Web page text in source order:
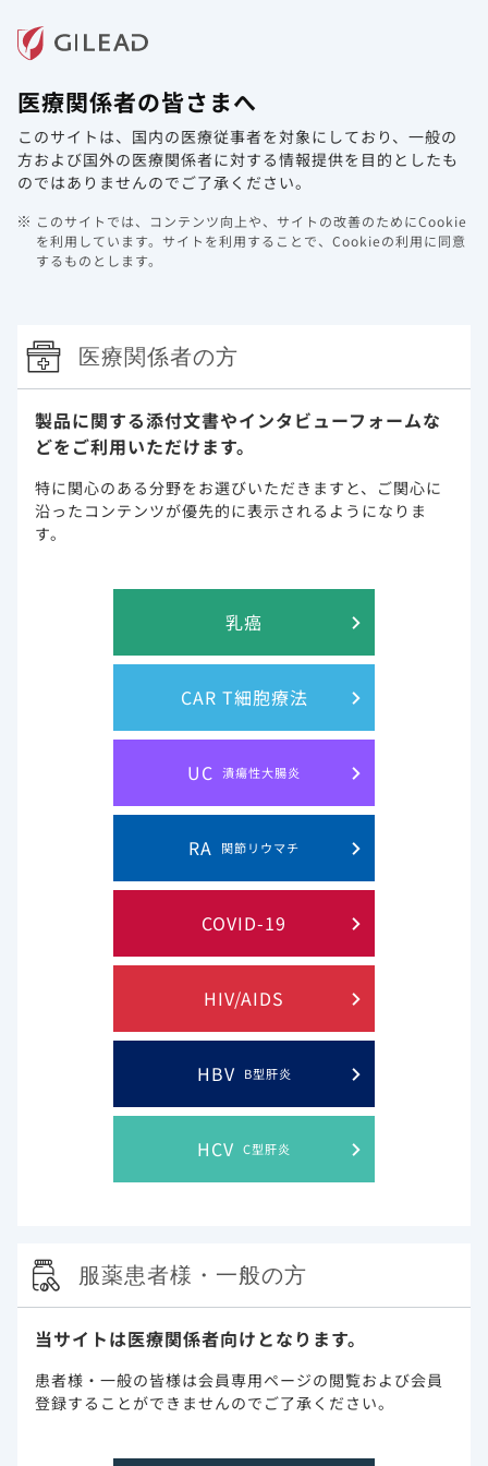
ホーム 製品情報
HIV/AIDS
HIV/AIDS
ギリアド・サイエンシズのHIV領域における歩み
長期療養時代のHIV感染症
HIV治療のアンメットニーズ
医療関係者の皆さまへ
このサイトは、国内の医療従事者を対象にしており、 一般の
方および国外の医療関係者に対する情報提供を目的としたも
のではありませんのでご了承ください。
このサイトでは、コンテンツ向上や、サイトの改善のためにCookie
を利用しています。 サイトを利用することで、Cookieの利用に同意
するものとします。
医療関係者の方
製品に関する添付文書やインタビューフォームな
どをご利用いただけます。
特に関心のある分野をお選びいただきますと、 ご関心に
沿ったコンテンツが優先的に表示されるようになりま
す。
乳癌
CAR T細胞療法
UC 潰瘍性大腸炎
RA 関節リウマチ
COVID-19
HIV/AIDS
HBV B型肝炎
HCV C型肝炎
服薬患者様・一般の方
当サイトは医療関係者向けとなります。
患者様・一般の皆様は会員専用ページの閲覧および会員
登録することができませんのでご了承ください。